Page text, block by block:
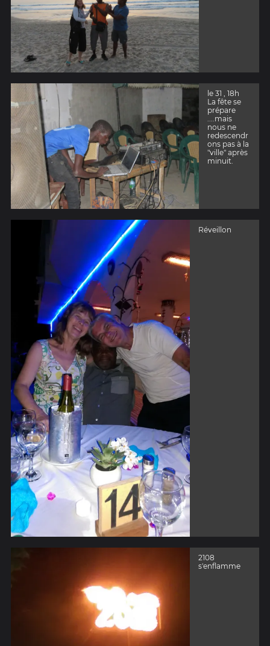
le 31 , 18h
La fête se
prépare
....mais
nous ne
redescendr
ons pas à la
"ville" après
minuit.
Réveillon
2108
s'enflamme